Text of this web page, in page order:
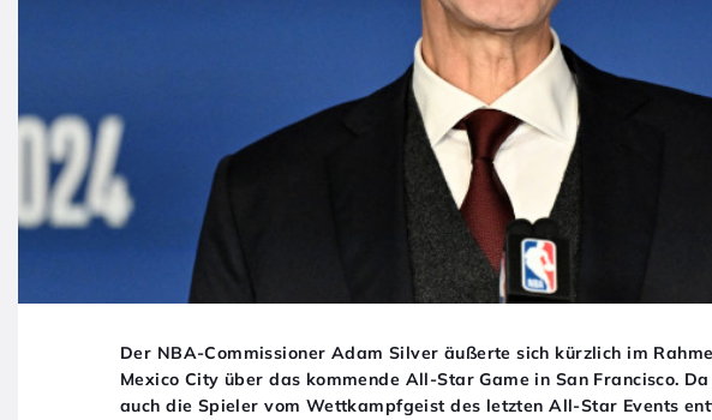
Der NBA-Commissioner Adam Silver äußerte sich kürzlich im
Mexico City über das kommende All-Star Game in San Francisco.
auch die Spieler vom Wettkampfgeist des letzten All-Star Events